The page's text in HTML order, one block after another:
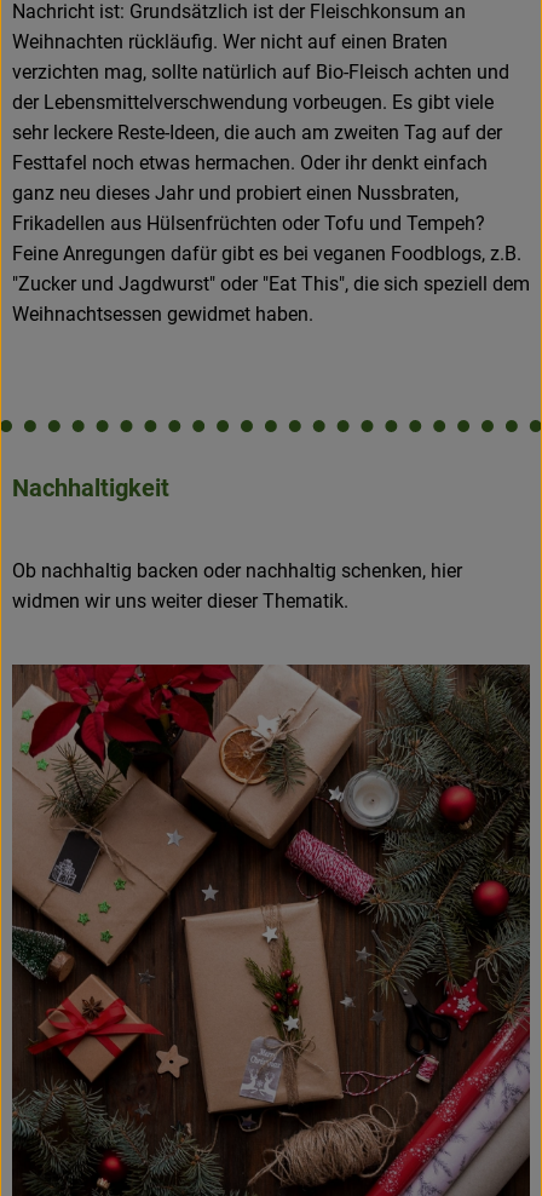
Nachricht ist: Grundsätzlich ist der Fleischkonsum an
Weihnachten rückläufig. Wer nicht auf einen Braten
verzichten mag, sollte natürlich auf Bio-Fleisch achten und
der Lebensmittelverschwendung vorbeugen. Es gibt viele
sehr leckere Reste-Ideen, die auch am zweiten Tag auf der
Festtafel noch etwas hermachen. Oder ihr denkt einfach
ganz neu dieses Jahr und probiert einen Nussbraten,
Frikadellen aus Hülsenfrüchten oder Tofu und Tempeh?
Feine Anregungen dafür gibt es bei veganen Foodblogs, z.B.
"Zucker und Jagdwurst" oder "Eat This", die sich speziell dem
Weihnachtsessen gewidmet haben.
Nachhaltigkeit
Ob nachhaltig backen oder nachhaltig schenken, hier
widmen wir uns weiter dieser Thematik.